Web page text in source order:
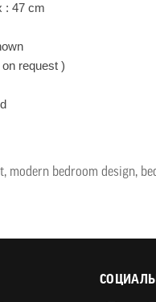
: 47 cm
request )
, modern bedroom design,